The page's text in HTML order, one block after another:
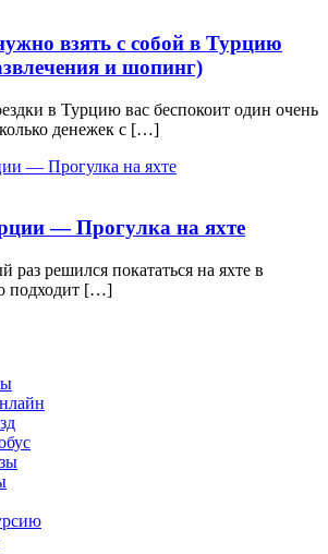
взять с собой в Турцию
и шопинг)
в Турцию вас беспокоит один очень
денежек с […]
— Прогулка на яхте
раз решился покататься на яхте в
подходит […]